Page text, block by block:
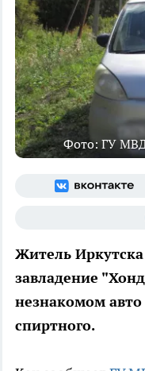
Фото: ГУ МВД
Житель
завладение
незнакомом
спиртного.